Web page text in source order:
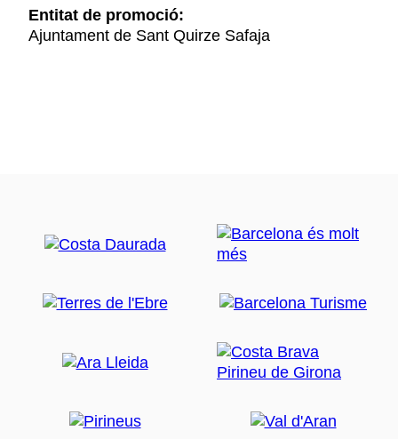
Entitat de promoció:
Ajuntament de Sant Quirze Safaja